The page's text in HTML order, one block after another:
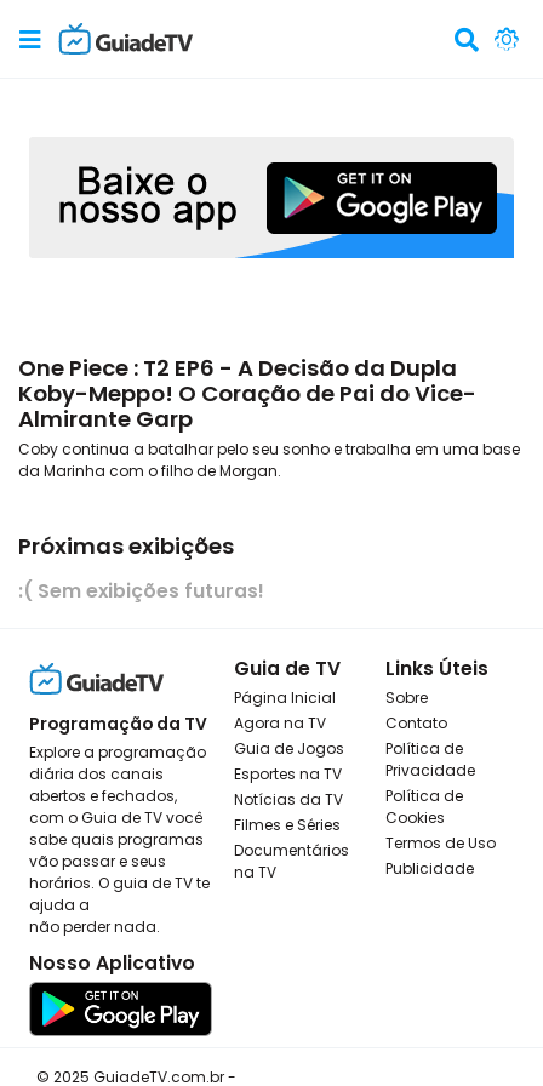
One Piece : T2 EP6 - A Decisão da Dupla
Koby-Meppo! O Coração de Pai do Vice-
Almirante Garp
Coby continua a batalhar pelo seu sonho e trabalha em uma base
da Marinha com o filho de Morgan.
Próximas exibições
:( Sem exibições futuras!
Programação da TV
Explore a programação
diária dos canais
abertos e fechados,
com o Guia de TV você
sabe quais programas
vão passar e seus
horários. O guia de TV te
ajuda a
não perder nada.
Nosso Aplicativo
Guia de TV
Página Inicial
Agora na TV
Guia de Jogos
Esportes na TV
Notícias da TV
Filmes e Séries
Documentários
na TV
Links Úteis
Sobre
Contato
Política de
Privacidade
Política de
Cookies
Termos de Uso
Publicidade
© 2025 GuiadeTV.com.br -